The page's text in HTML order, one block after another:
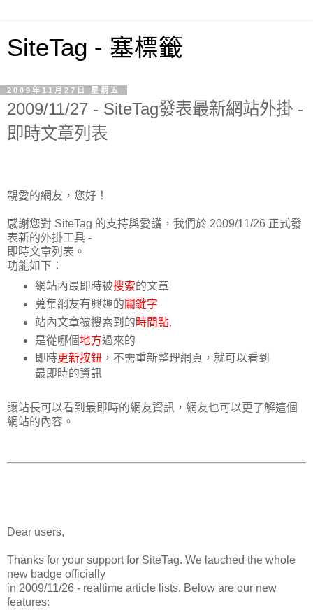
SiteTag - 塞標籤
2009年11月27日 星期五
2009/11/27 - SiteTag發表最新網站外掛 -
即時文章列表
親愛的網友，您好！
感謝您對 SiteTag 的支持與愛護，我們於 2009/11/26 正式發
表新的外掛工具 -
即時文章列表。
功能如下：
網站內最即時被搜索的文章
蒐集網友有興趣的關鍵字
站內文章被搜索到的時間點.
是從哪個地方過來的
即時更新按鈕，不需重新整理網頁，就可以看到
最即時的資訊
讓站長可以看到最即時的網友資訊，網友也可以更了解這個
網站的內容。
Dear users,
Thanks for your support for SiteTag. We lauched the whole
new badge officially
in 2009/11/26 - realtime article lists. Below are our new
features: